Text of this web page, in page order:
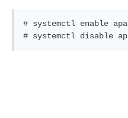
# systemctl enable
# systemctl disable